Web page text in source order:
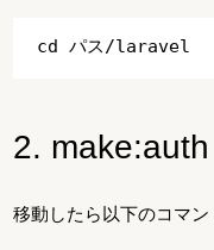
2.
移動したら以下のコマン